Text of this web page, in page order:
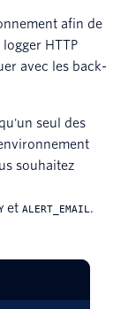
afin de
HTTP
avec les back-
seul des
souhaitez
et ALERT_EMAIL .